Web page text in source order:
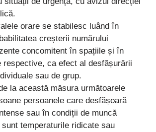
orare se stabilesc luând în
creșterii numărului
concomitent în spațiile și în
respective, ca efect al desfășurării
sau de grup.
la această măsura următoarele
persoanele care desfășoară
sau în condiții de muncă
temperaturile ridicate sau